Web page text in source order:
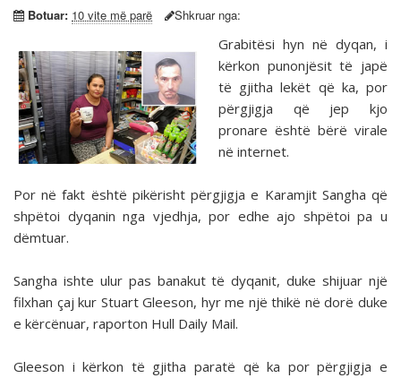
Botuar: 10 vite më parë Shkruar nga:
Grabitësi hyn në dyqan, i
kërkon punonjësit të japë
të gjitha lekët që ka, por
përgjigja që jep kjo
pronare është bërë virale
në internet.
Por në fakt është pikërisht përgjigja e Karamjit Sangha që
shpëtoi dyqanin nga vjedhja, por edhe ajo shpëtoi pa u
dëmtuar.
Sangha ishte ulur pas banakut të dyqanit, duke shijuar një
filxhan çaj kur Stuart Gleeson, hyr me një thikë në dorë duke
e kërcënuar, raporton Hull Daily Mail.
Gleeson i kërkon të gjitha paratë që ka por përgjigja e